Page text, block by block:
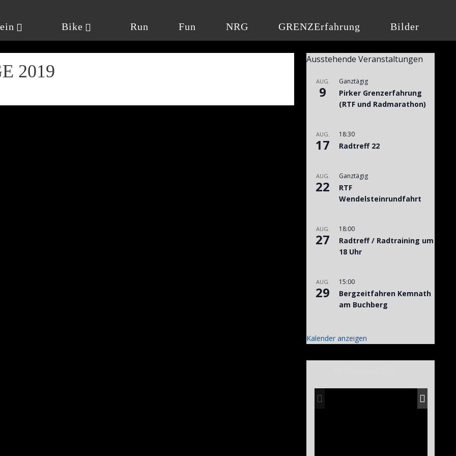
Bike Run Fun NRG GRENZErfahrung Bilder
2019
Ausstehende Veranstaltungen
AUG.
9
Ganztägig
Pirker Grenzerfahrung
(RTF und Radmarathon)
AUG.
17
18:30
Radtreff 22
AUG.
22
Ganztägig
RTF
Wendelsteinrundfahrt
AUG.
27
18:00
Radtreff / Radtraining um
18 Uhr
AUG.
29
15:00
Bergzeitfahren Kemnath
am Buchberg
Kalender anzeigen